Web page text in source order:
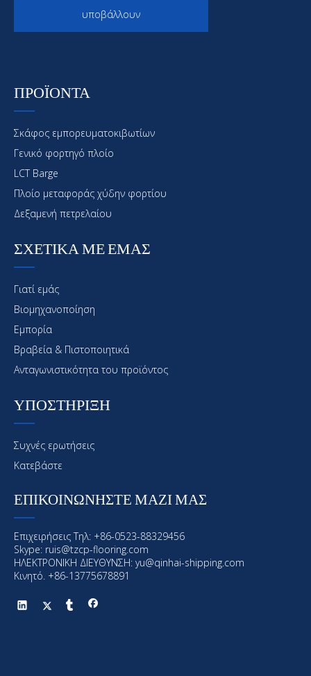
υποβάλλουν
ΠΡΟΪΟΝΤΑ
Σκάφος εμπορευματοκιβωτίων
Γενικό φορτηγό πλοίο
LCT Barge
Πλοίο μεταφοράς χύδην φορτίου
Δεξαμενή πετρελαίου
ΣΧΕΤΙΚΑ ΜΕ ΕΜΑΣ
Γιατί εμάς
Βιομηχανοποίηση
Εμπορία
Βραβεία & Πιστοποιητικά
Ανταγωνιστικότητα του προϊόντος
ΥΠΟΣΤΗΡΙΞΗ
Συχνές ερωτήσεις
Κατεβάστε
ΕΠΙΚΟΙΝΩΝΗΣΤΕ ΜΑΖΙ ΜΑΣ
Επιχειρήσεις Τηλ: +86-0523-88329456
Skype: ruis@tzcp-flooring.com
ΗΛΕΚΤΡΟΝΙΚΗ ΔΙΕΥΘΥΝΣΗ: yu@qinhai-shipping.com
Κινητό. +86-13775678891